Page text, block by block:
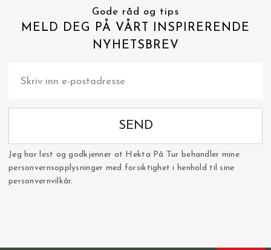
Gode råd og tips
MELD DEG PÅ VÅRT INSPIRERENDE
NYHETSBREV
SEND
Jeg har lest og godkjenner at Hekta På Tur behandler mine
personvernsopplysninger med forsiktighet i henhold til sine
personvernvilkår.